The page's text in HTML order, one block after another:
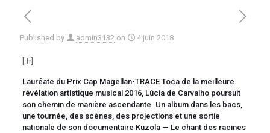
Published by admin3132 on 4 juin 2018
[:fr]
Lauréate du Prix Cap Magellan-TRACE Toca de la meilleure
révélation artistique musical 2016, Lúcia de Carvalho poursuit
son chemin de manière ascendante. Un album dans les bacs,
une tournée, des scènes, des projections et une sortie
nationale de son documentaire Kuzola — Le chant des racines